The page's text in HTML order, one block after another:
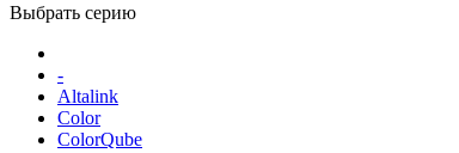
Выбрать серию
-
Altalink
Color
ColorQube